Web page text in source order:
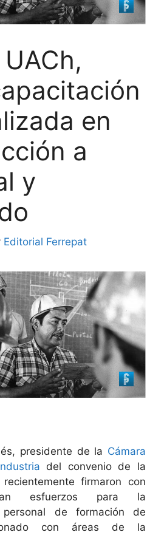
en
a
y
Editorial Ferrepat
presidente de la Cámara
del convenio de la
firmaron con
esfuerzos para la
de formación de
con áreas de la